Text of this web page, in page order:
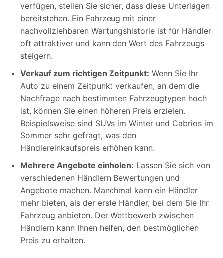
verfügen, stellen Sie sicher, dass diese Unterlagen
bereitstehen. Ein Fahrzeug mit einer
nachvollziehbaren Wartungshistorie ist für Händler
oft attraktiver und kann den Wert des Fahrzeugs
steigern.
Verkauf zum richtigen Zeitpunkt: Wenn Sie Ihr
Auto zu einem Zeitpunkt verkaufen, an dem die
Nachfrage nach bestimmten Fahrzeugtypen hoch
ist, können Sie einen höheren Preis erzielen.
Beispielsweise sind SUVs im Winter und Cabrios im
Sommer sehr gefragt, was den
Händlereinkaufspreis erhöhen kann.
Mehrere Angebote einholen: Lassen Sie sich von
verschiedenen Händlern Bewertungen und
Angebote machen. Manchmal kann ein Händler
mehr bieten, als der erste Händler, bei dem Sie Ihr
Fahrzeug anbieten. Der Wettbewerb zwischen
Händlern kann Ihnen helfen, den bestmöglichen
Preis zu erhalten.